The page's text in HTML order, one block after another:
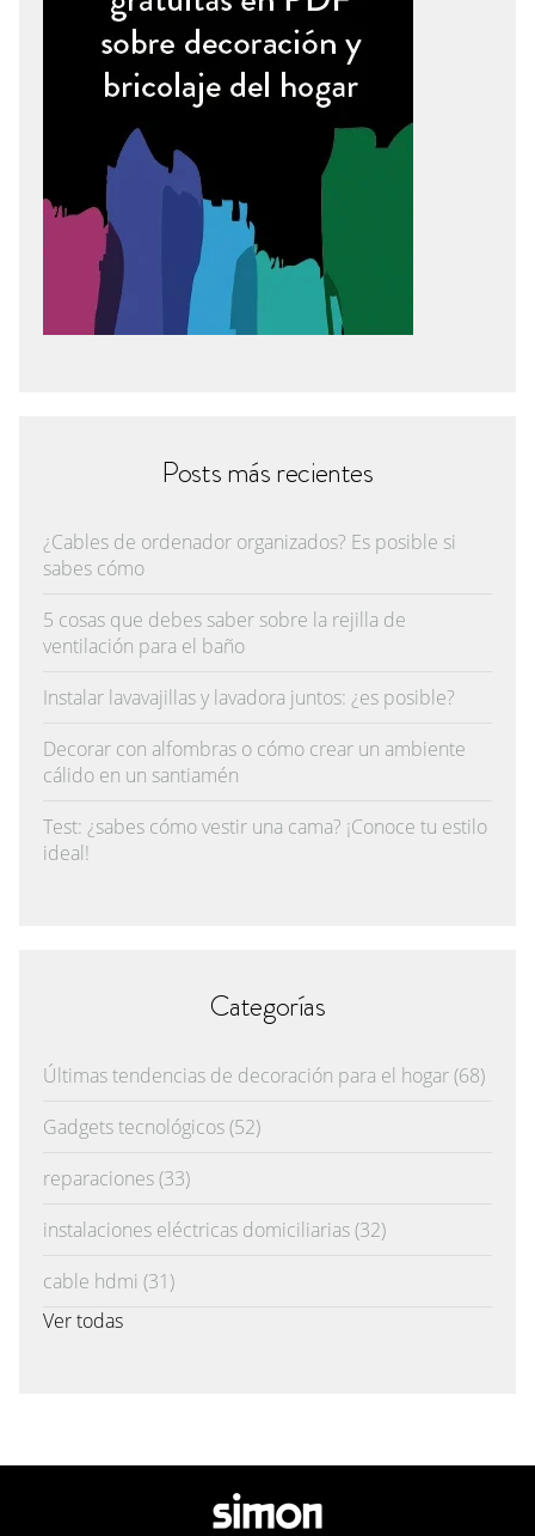
Posts más recientes
¿Cables de ordenador organizados? Es posible si
sabes cómo
5 cosas que debes saber sobre la rejilla de
ventilación para el baño
Instalar lavavajillas y lavadora juntos: ¿es posible?
Decorar con alfombras o cómo crear un ambiente
cálido en un santiamén
Test: ¿sabes cómo vestir una cama? ¡Conoce tu estilo
ideal!
Categorías
Últimas tendencias de decoración para el hogar(68)
Gadgets tecnológicos(52)
reparaciones(33)
instalaciones eléctricas domiciliarias(32)
cable hdmi (31)
Ver todas